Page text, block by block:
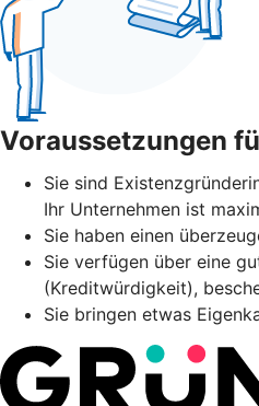
Voraussetzungen
Sie sind
Ihr Unternehmen ist
Sie haben einen
Sie verfügen über eine
(Kreditwürdigkeit),
Sie bringen etwas